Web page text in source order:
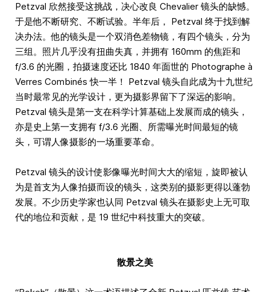
Petzval 欣然接受这挑战，决心改良 Chevalier 镜头的缺憾。
于是他不断研究、不断试验。半年后， Petzval 终于找到解
决办法。他的镜头是一个双消色差物镜，有四个镜头，分为
三组。照片几乎没有扭曲失真，并拥有 160mm 的焦距和
f/3.6 的光圈，拍摄速度还比 1840 年面世的 Photographe à
Verres Combinés 快一半！ Petzval 镜头自此成为十九世纪
当时最常见的光学设计，更为摄影界留下了深远的影响。
Petzval 镜头是第一支在科学计算基础上发展而成的镜头，
亦是史上第一支拥有 f/3.6 光圈、所需曝光时间最短的镜
头，可谓人像摄影的一场重要革命。
Petzval 镜头的设计使影像曝光时间大大的缩短，旋即被认
为是首支为人像拍摄而设的镜头，这类别的摄影更得以蓬勃
发展。不少历史学家也认同 Petzval 镜头在摄影史上无可取
代的地位和贡献，是 19 世纪中科技重大的突破。
散景之美